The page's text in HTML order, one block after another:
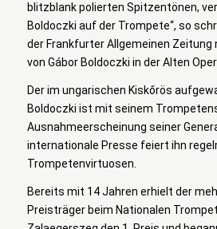
blitzblank polierten Spitzentönen,
Boldoczki auf der Trompete“, so
der Frankfurter Allgemeinen Zeitung
von Gábor Boldoczki in der Alten
Der im ungarischen Kiskőrös
Boldoczki ist mit seinem
Ausnahmeerscheinung seiner
internationale Presse feiert ihn
Trompetenvirtuosen.
Bereits mit 14 Jahren erhielt der
Preisträger beim Nationalen